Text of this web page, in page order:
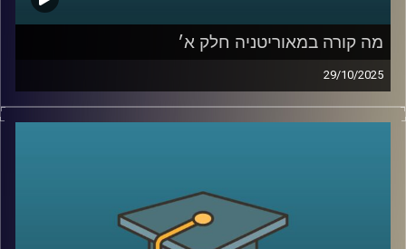
מה קורה במאוריטניה חלק א׳
29/10/2025
מאוריטניה יושבת על קו התפר בין מדבר הסהרה לאוקיינוס
האטלנטי, מדינה עצומת שטח ומעט תושבים, איסלאם וזהות
תפקידה בצירי ההגירה לאירופה, ומדיניות חוץ שמדברת עם
וושינגטון ואירופה, עם המפרץ, סין וטורקיה. היא מוצגת כ״אי
של יציבות״ בסאהל הסוער, אך מאחורי הכותרת מסתתרים